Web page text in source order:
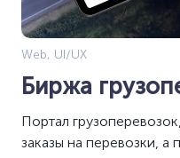
Web, UI/UX
Биржа
Портал
заказы на перевозки, а